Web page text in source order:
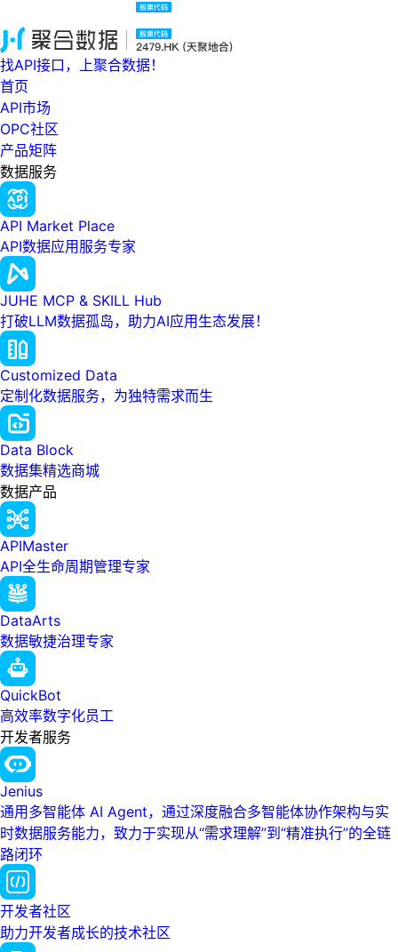
找API接口，上聚合数据！
首页
API市场
OPC社区
产品矩阵
数据服务
API Market Place
API数据应用服务专家
JUHE MCP & SKILL Hub
打破LLM数据孤岛，助力AI应用生态发展！
Customized Data
定制化数据服务，为独特需求而生
Data Block
数据集精选商城
数据产品
APIMaster
API全生命周期管理专家
DataArts
数据敏捷治理专家
QuickBot
高效率数字化员工
开发者服务
Jenius
通用多智能体 AI Agent，通过深度融合多智能体协作架构与实
时数据服务能力，致力于实现从“需求理解”到“精准执行”的全链
路闭环
开发者社区
助力开发者成长的技术社区